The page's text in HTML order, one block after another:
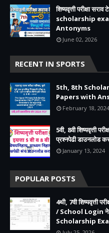
शिष्यवृत्ती परीक्षा
scholarship
Antonyms
June 02, 2026
RECENT IN SPORTS
5th, 8th
Papers with
February 18, 2024
5वी, 8वी शिष्यवृत्ती
प्रश्नपेढी
January 13, 2024
POPULAR POSTS
4थी, 7वी शिष्यवृत्ती
/ School Login ने
Scholarship